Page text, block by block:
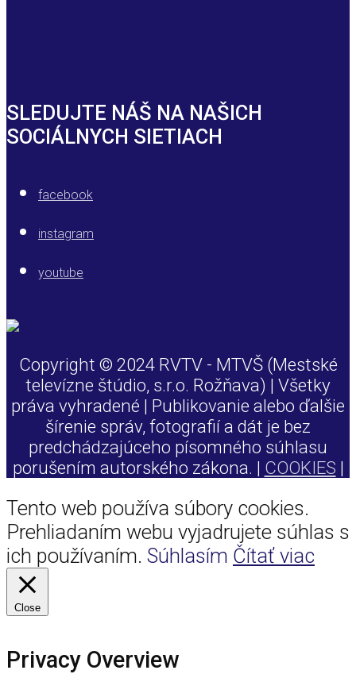
SLEDUJTE NÁŠ NA NAŠICH
SOCIÁLNYCH SIETIACH
facebook
instagram
youtube
Copyright © 2024 RVTV - MTVŠ (Mestské
televízne štúdio, s.r.o. Rožňava) | Všetky
práva vyhradené | Publikovanie alebo ďalšie
šírenie správ, fotografií a dát je bez
predchádzajúceho písomného súhlasu
porušením autorského zákona. | COOKIES |
Tento web používa súbory cookies.
Prehliadaním webu vyjadrujete súhlas s
ich používaním. Súhlasím Čítať viac
Close
Privacy Overview